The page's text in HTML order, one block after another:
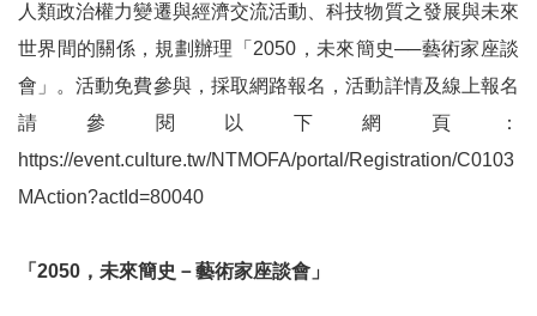
購
物
n
g
s
人類政治權力變遷與經濟交流活動、科技物質之發展與未來
世界間的關係，規劃辦理「 2050 ，未來簡史──藝術家座談
會」。活動免費參與，採取網路報名，活動詳情及線上報名
請參閱以下網頁：
https://event.culture.tw/NTMOFA/portal/Registration/C0103
MAction?actId=80040
「 2050 ，未來簡史－藝術家座談會」